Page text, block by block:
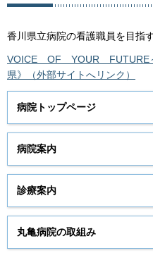
香川県立病院の看護職員を目指
VOICE OF YOUR FUTURE～
県》（外部サイトへリンク）
病院トップページ
病院案内
診療案内
丸亀病院の取組み